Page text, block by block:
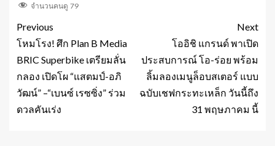
จำนวนคนดู 79
Previous
โหมโรง! ศึก Plan B Media
BRIC Superbike เตรียมลั่น
กลอง เปิดโผ “แสตมป์-อภิ
วัฒน์” –“เบนซ์ เรซซิ่ง” ร่วม
ดวลคันเร่ง
Next
โออิชิ แกรนด์ พาเปิด
ประสบการณ์ โอ-ร่อย พร้อม
ลิ้มลองเมนูล็อบสเตอร์ แบบ
ฉบับเชฟกระทะเหล็ก วันนี้ถึง
31 พฤษภาคม นี้